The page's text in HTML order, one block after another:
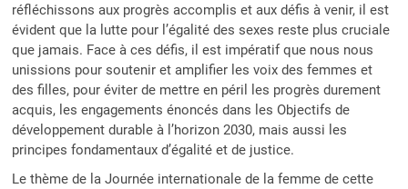
réfléchissons aux progrès accomplis et aux défis à venir, il est
évident que la lutte pour l’égalité des sexes reste plus cruciale
que jamais. Face à ces défis, il est impératif que nous nous
unissions pour soutenir et amplifier les voix des femmes et
des filles, pour éviter de mettre en péril les progrès durement
acquis, les engagements énoncés dans les Objectifs de
développement durable à l’horizon 2030, mais aussi les
principes fondamentaux d’égalité et de justice.
Le thème de la Journée internationale de la femme de cette